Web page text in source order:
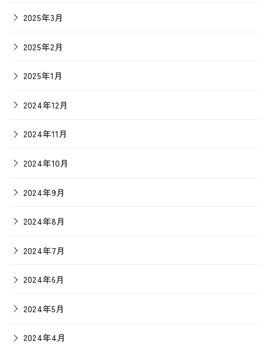
2025年3月
2025年2月
2025年1月
2024年12月
2024年11月
2024年10月
2024年9月
2024年8月
2024年7月
2024年6月
2024年5月
2024年4月